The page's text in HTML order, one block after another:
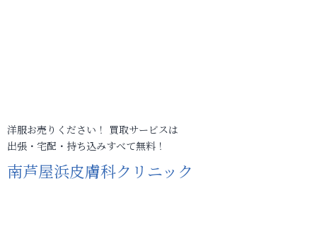
洋服お売りください！ 買取サービスは
出張・宅配・持ち込みすべて無料！
南芦屋浜皮膚科クリニック